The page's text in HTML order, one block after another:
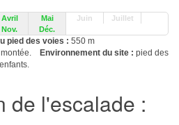
Avril Mai Juin
Juillet
Nov. Déc.
pied des voies : 550 m
montée. Environnement du site : pied des
de l'escalade :